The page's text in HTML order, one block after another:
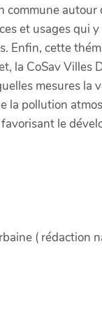
commune
et usages qui
Enfin, cette
la CoSav Villes
mesures
pollution
le
( rédaction